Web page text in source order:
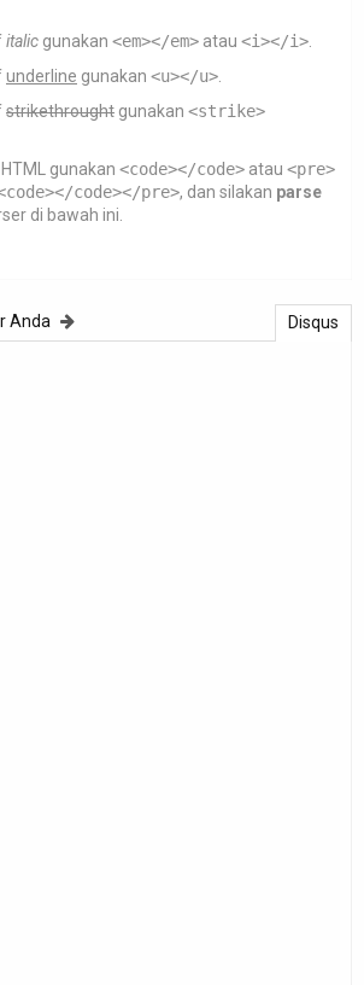
italic gunakan <em></em> atau <i></i>
underline gunakan <u></u>
strikethrought gunakan <strike>
gunakan <code></code> atau <pre>
code></pre>, dan silakan parse
di bawah ini.
Disqus
Anda